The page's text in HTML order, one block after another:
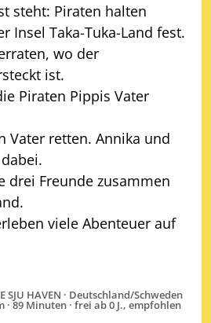
steht: Piraten halten
Insel Taka-Tuka-Land fest.
wo der
ist.
Piraten Pippis Vater
Vater retten. Annika und
drei Freunde zusammen
viele Abenteuer auf
SJU HAVEN · Deutschland/Schweden
· 89 Minuten · frei ab 0 J., empfohlen